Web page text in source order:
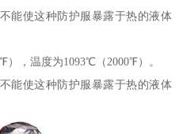
能使这种防护服暴露于热的液体
，温度为1093℃（2000℉）。
能使这种防护服暴露于热的液体